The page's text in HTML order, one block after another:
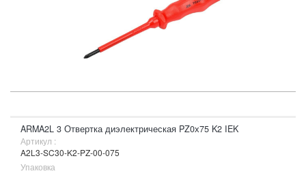
ARMA2L 3 Отвертка диэлектрическая PZ0х75 K2 IEK
Артикул :
A2L3-SC30-K2-PZ-00-075
Упаковка